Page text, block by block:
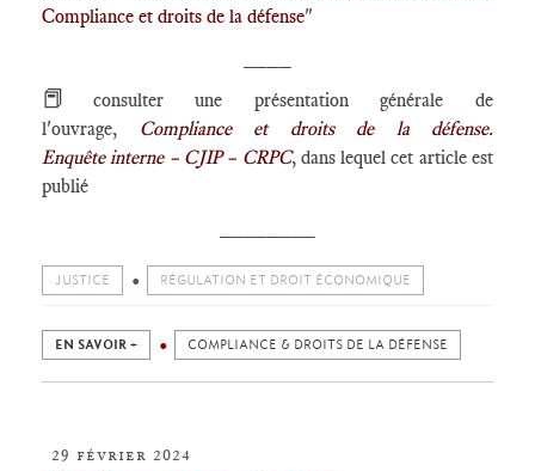
Compliance et droits de la défense"
📕
consulter une présentation générale de
l'ouvrage, Compliance et droits de la défense.
Enquête interne – CJIP – CRPC, dans lequel cet article est
publié
JUSTICE RÉGULATION ET DROIT ÉCONOMIQUE
EN SAVOIR + COMPLIANCE & DROITS DE LA DÉFENSE
29 février 2024